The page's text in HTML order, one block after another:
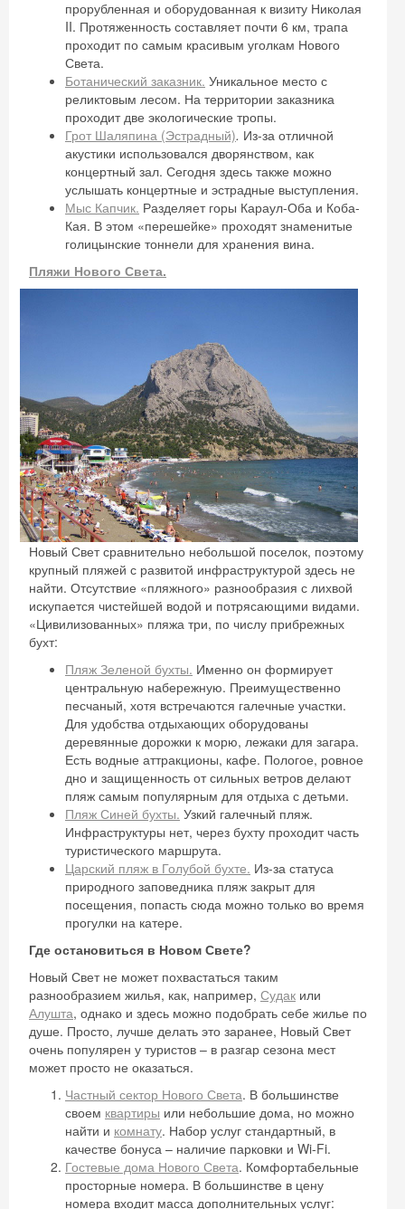
прорубленная и оборудованная к визиту Николая
II. Протяженность составляет почти 6 км, трапа
проходит по самым красивым уголкам Нового
Света.
Ботанический заказник. Уникальное место с
реликтовым лесом. На территории заказника
проходит две экологические тропы.
Грот Шаляпина (Эстрадный). Из-за отличной
акустики использовался дворянством, как
концертный зал. Сегодня здесь также можно
услышать концертные и эстрадные выступления.
Мыс Капчик. Разделяет горы Караул-Оба и Коба-
Кая. В этом «перешейке» проходят знаменитые
голицынские тоннели для хранения вина.
Пляжи Нового Света.
Новый Свет сравнительно небольшой поселок, поэтому
крупный пляжей с развитой инфраструктурой здесь не
найти. Отсутствие «пляжного» разнообразия с лихвой
искупается чистейшей водой и потрясающими видами.
«Цивилизованных» пляжа три, по числу прибрежных
бухт:
Пляж Зеленой бухты. Именно он формирует
центральную набережную. Преимущественно
песчаный, хотя встречаются галечные участки.
Для удобства отдыхающих оборудованы
деревянные дорожки к морю, лежаки для загара.
Есть водные аттракционы, кафе. Пологое, ровное
дно и защищенность от сильных ветров делают
пляж самым популярным для отдыха с детьми.
Пляж Синей бухты. Узкий галечный пляж.
Инфраструктуры нет, через бухту проходит часть
туристического маршрута.
Царский пляж в Голубой бухте. Из-за статуса
природного заповедника пляж закрыт для
посещения, попасть сюда можно только во время
прогулки на катере.
Где остановиться в Новом Свете?
Новый Свет не может похвастаться таким
разнообразием жилья, как, например, Судак или
Алушта, однако и здесь можно подобрать себе жилье по
душе. Просто, лучше делать это заранее, Новый Свет
очень популярен у туристов – в разгар сезона мест
может просто не оказаться.
Частный сектор Нового Света. В большинстве
своем квартиры или небольшие дома, но можно
найти и комнату. Набор услуг стандартный, в
качестве бонуса – наличие парковки и Wi-Fi.
Гостевые дома Нового Света. Комфортабельные
просторные номера. В большинстве в цену
номера входит масса дополнительных услуг:
Скидка −5%
Хочешь дешевле? Оставь почту и получи
Получить промокод